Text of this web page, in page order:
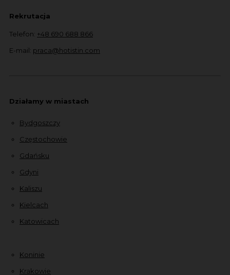
Rekrutacja
Telefon: +48 690 688 866
E-mail: praca@hotistin.com
Działamy w miastach
Bydgoszczy
Częstochowie
Gdańsku
Gdyni
Kaliszu
Kielcach
Katowicach
Koninie
Krakowie